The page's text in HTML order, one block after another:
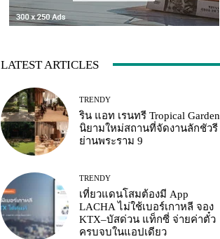
LATEST ARTICLES
TRENDY
ริน แอท เรนทรี Tropical Garden
นิยามใหม่สถานที่จัดงานลักชัวรี
ย่านพระราม 9
TRENDY
เที่ยวแดนโสมต้องมี App
LACHA ไม่ใช้เบอร์เกาหลี จอง
KTX–บัสด่วน แท็กซี่ จ่ายค่าตั๋ว
ครบจบในแอปเดียว